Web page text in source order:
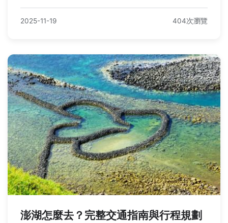
2025-11-19 404次瀏覽
澎湖怎麼去？完整交通指南與行程規劃